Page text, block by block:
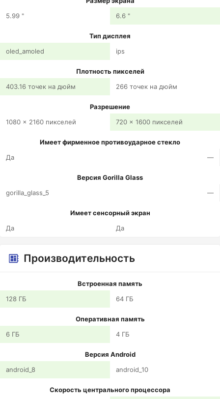
5.99 "
6.6 "
Тип дисплея
oled_amoled
ips
Плотность пикселей
403.16 точек на дюйм
266 точек на дюйм
Разрешение
1080 x 2160 пикселей
720 x 1600 пикселей
Имеет фирменное противоударное стекло
Да
—
Версия Gorilla Glass
gorilla_glass_5
—
Имеет сенсорный экран
Да
Да
Производительность
Встроенная память
128 ГБ
64 ГБ
Оперативная память
6 ГБ
4 ГБ
Версия Android
android_8
android_10
Скорость центрального процессора